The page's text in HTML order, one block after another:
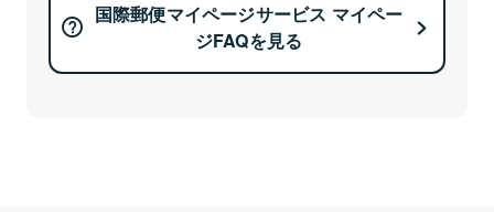
国際郵便マイページサービス マイペー
ジFAQを見る